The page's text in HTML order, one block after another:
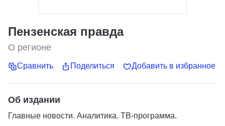
Пензенская правда
О регионе
Сравнить Поделиться Добавить в избранное
Об издании
Главные новости. Аналитика. ТВ-программа.